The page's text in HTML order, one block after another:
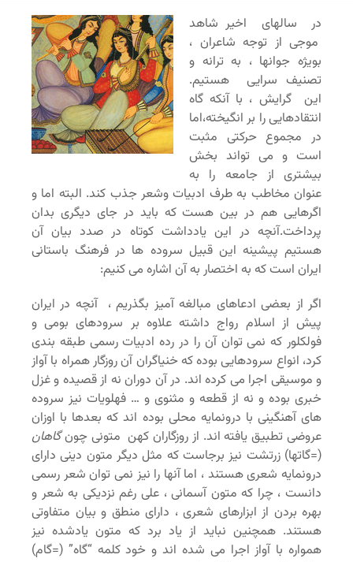
در سالهای اخیر شاهد
موجی از توجه شاعران ،
بویژه جوانها ، به ترانه و
تصنیف سرایی هستیم.
این گرایش ، با آنکه گاه
انتقادهایی را بر انگیخته،اما
در مجموع حرکتی مثبت
است و می تواند بخش
بیشتری از جامعه را به
عنوان مخاطب به طرف ادبیات وشعر جذب کند. البته اما و
اگرهایی هم در بین هست که باید در جای دیگری بدان
پرداخت.آنچه در این یادداشت کوتاه در صدد بیان آن
هستیم پیشینه این قبیل سروده ها در فرهنگ باستانی
ایران است که به اختصار به آن اشاره می کنیم:
اگر از بعضی ادعاهای مبالغه آمیز بگذریم ، آنچه در ایران
پیش از اسلام رواج داشته علاوه بر سرودهای بومی و
فولکلور که نمی توان آن را در رده ادبیات رسمی طبقه بندی
کرد، انواع سرودهایی بوده که خنیاگران آن روزگار همراه با آواز
و موسیقی اجرا می کرده اند. در آن دوران نه از قصیده و غزل
خبری بوده و نه از قطعه و مثنوی و … فهلویات نیز سروده
های آهنگینی با درونمایه محلی بوده اند که بعدها با اوزان
عروضی تطبیق یافته اند. از روزگاران کهن متونی چونگاهان
(=گاتها) زرتشت نیز برجاست که مثل دیگر متون دینی دارای
درونمایه شعری هستند ، اما آنها را نیز نمی توان شعر رسمی
دانست ، چرا که متون آسمانی ، علی رغم نزدیکی به شعر و
بهره بردن از ابزارهای شعری ، دارای منطق و بیان متفاوتی
هستند. همچنین نباید از یاد برد که متون یادشده نیز
همواره با آواز اجرا می شده اند و خود کلمه “گاه” (=گام)